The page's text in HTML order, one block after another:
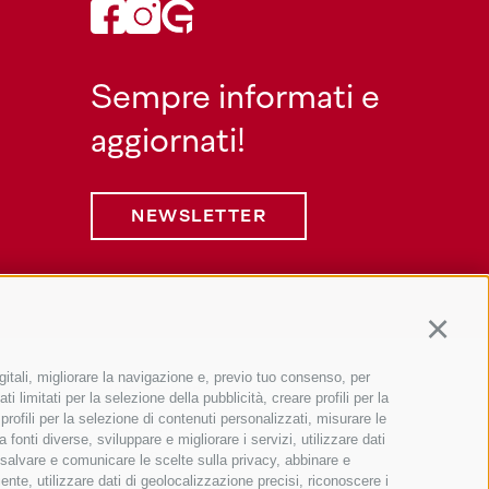
migliorare la navigazione e, previo tuo consenso, per
limitati per la selezione della pubblicità, creare profili per la
per la selezione di contenuti personalizzati, misurare le
fonti diverse, sviluppare e migliorare i servizi, utilizzare dati
e comunicare le scelte sulla privacy, abbinare e
utilizzare dati di geolocalizzazione precisi, riconoscere i
Sempre informati e
aggiornati!
NEWSLETTER
Informazione
Webcam
Tempo
Foto & Video